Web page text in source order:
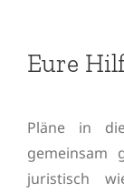
Eure
Pläne in
gemeinsam
juristisch